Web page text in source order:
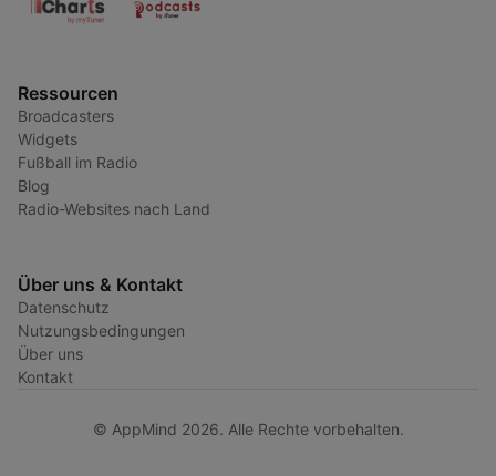
Ressourcen
Broadcasters
Widgets
Fußball im Radio
Blog
Radio-Websites nach Land
Über uns & Kontakt
Datenschutz
Nutzungsbedingungen
Über uns
Kontakt
© AppMind 2026. Alle Rechte vorbehalten.